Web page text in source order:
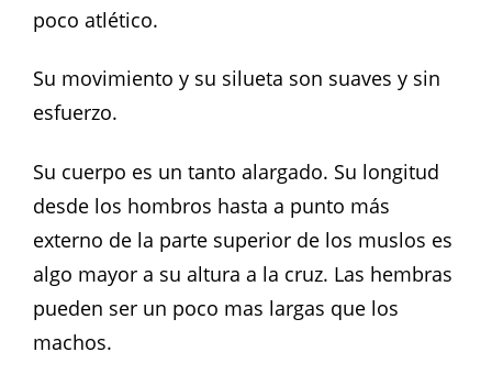
poco atlético.
Su movimiento y su silueta son suaves y sin
esfuerzo.
Su cuerpo es un tanto alargado. Su longitud
desde los hombros hasta a punto más
externo de la parte superior de los muslos es
algo mayor a su altura a la cruz. Las hembras
pueden ser un poco mas largas que los
machos.